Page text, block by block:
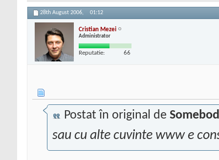
28th August 2006, 01:12
Cristian Mezei
Administrator
Reputatie: 66
Postat în original de
sau cu alte cuvinte www e